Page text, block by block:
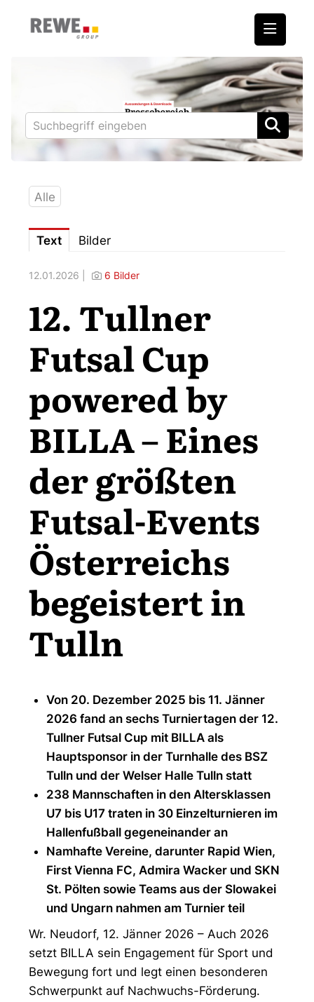
REWE International AG
BILLA
PENNY
BIPA
Downloads
Fotos – Vorstand
Kontakt
Alle
Text Bilder
12.01.2026 | 6 Bilder
12. Tullner
Futsal Cup
powered by
BILLA – Eines
der größten
Futsal-Events
Österreichs
begeistert in
Tulln
Von 20. Dezember 2025 bis 11. Jänner
2026 fand an sechs Turniertagen der 12.
Tullner Futsal Cup mit BILLA als
Hauptsponsor in der Turnhalle des BSZ
Tulln und der Welser Halle Tulln statt
238 Mannschaften in den Altersklassen
U7 bis U17 traten in 30 Einzelturnieren im
Hallenfußball gegeneinander an
Namhafte Vereine, darunter Rapid Wien,
First Vienna FC, Admira Wacker und SKN
St. Pölten sowie Teams aus der Slowakei
und Ungarn nahmen am Turnier teil
Wr. Neudorf, 12. Jänner 2026 – Auch 2026
setzt BILLA sein Engagement für Sport und
Bewegung fort und legt einen besonderen
Schwerpunkt auf Nachwuchs-Förderung.